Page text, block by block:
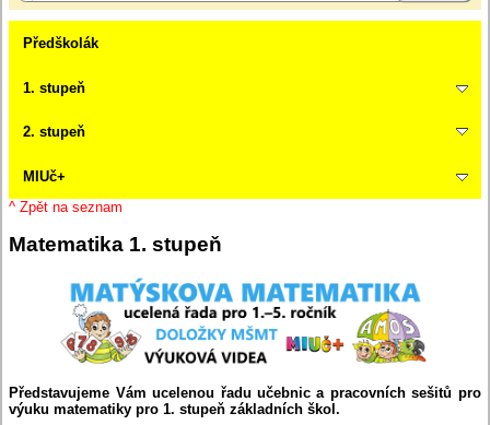
Předškolák
1. stupeň
2. stupeň
MIUč+
^ Zpět na seznam
Matematika 1. stupeň
Představujeme Vám ucelenou řadu učebnic a pracovních sešitů pro
výuku matematiky pro 1. stupeň základních škol.